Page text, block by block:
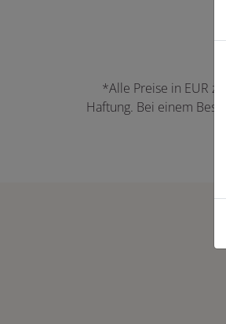
*Alle Preise in EUR
Haftung. Bei einem